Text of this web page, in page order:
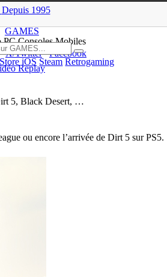
Depuis 1995
GAMES
PC Consoles Mobiles
iOS Steam Retrogaming
X/Twitter
Facebook
Replay
5, Black Desert, …
ou encore l’arrivée de Dirt 5 sur PS5.